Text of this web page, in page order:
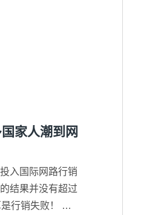
的差别很大...」
覆的内容过于简
在询问回覆上都
想要的内容，这
家人潮到网
入国际网路行销
结果并没有超过
行销失败！ 』